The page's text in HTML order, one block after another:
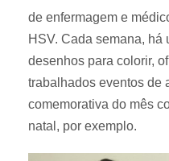
de enfermagem e
HSV. Cada semana, há
desenhos para colorir,
trabalhados eventos de
comemorativa do mês
natal, por exemplo.